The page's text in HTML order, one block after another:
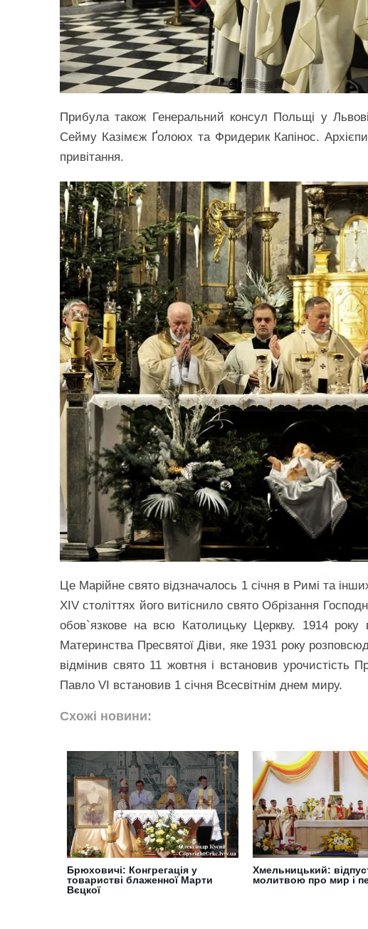
Прибула також Генеральний консул Польщі у
Сейму Казімєж Ґолоюх та Фридерик Капінос.
привітання.
Це Марійне свято відзначалось 1 січня в Римі та
XIV століттях його витіснило свято Обрізання
обов`язкове на всю Католицьку Церкву. 1914 року
Материнства Пресвятої Діви, яке 1931 року
відмінив свято 11 жовтня і встановив урочистість
Павло VI встановив 1 січня Всесвітнім днем миру.
Схожі новини:
Брюховичі: Конгрегація у
товаристві блаженної Марти
Вєцкої
Хмельницький:
молитвою про мир і